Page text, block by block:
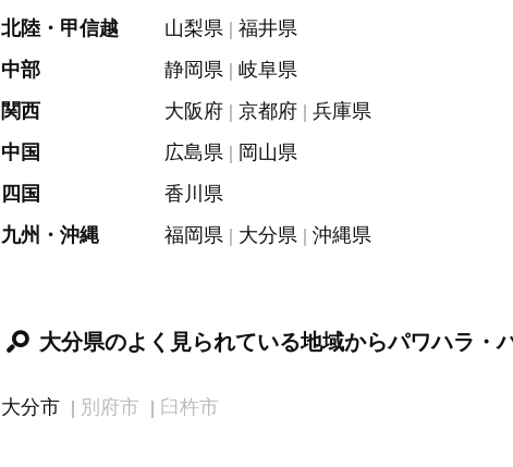
北陸・甲信越
山梨県
福井県
中部
静岡県
岐阜県
関西
大阪府 京都府
兵庫県
中国
広島県
岡山県
四国
香川県
九州・沖縄
福岡県 大分県 沖縄県
大分県のよく見られている地域からパワハラ・
大分市 別府市 臼杵市